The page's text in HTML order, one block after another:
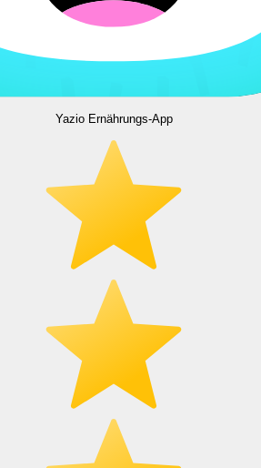
Yazio Ernährungs-App